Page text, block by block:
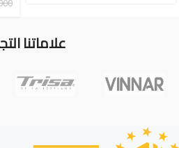
علاماتنا